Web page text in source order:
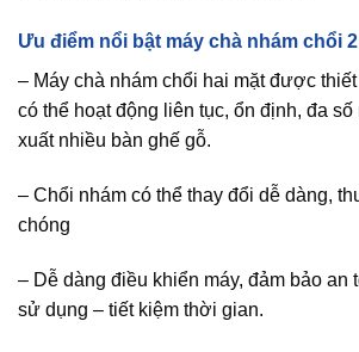
Ưu điểm nổi bật máy chà nhám chổi
– Máy chà nhám chổi hai mặt được
có thể hoạt động liên tục, ổn định, đa
xuất nhiều bàn ghế gỗ.
– Chổi nhám có thể thay đổi dễ dàng,
chóng
– Dễ dàng điều khiển máy, đảm bảo an
sử dụng – tiết kiệm thời gian.